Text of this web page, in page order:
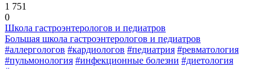
1 751
0
Школа гастроэнтерологов и педиатров
Большая школа гастроэнтерологов и педиатров
#аллергологов #кардиологов #педиатрия #ревматология
#пульмонология #инфекционные болезни #диетология